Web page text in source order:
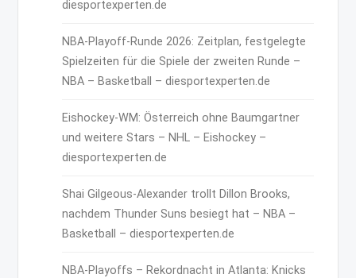
diesportexperten.de
NBA-Playoff-Runde 2026: Zeitplan, festgelegte
Spielzeiten für die Spiele der zweiten Runde –
NBA – Basketball – diesportexperten.de
Eishockey-WM: Österreich ohne Baumgartner
und weitere Stars – NHL – Eishockey –
diesportexperten.de
Shai Gilgeous-Alexander trollt Dillon Brooks,
nachdem Thunder Suns besiegt hat – NBA –
Basketball – diesportexperten.de
NBA-Playoffs – Rekordnacht in Atlanta: Knicks